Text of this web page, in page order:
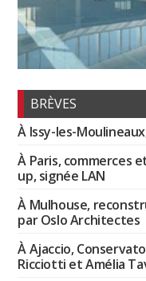
BRÈVES
À Issy-les-
À Paris, commerces
up, signée LAN
À Mulhouse,
par Oslo Architectes
À Ajaccio,
Ricciotti et Amélia